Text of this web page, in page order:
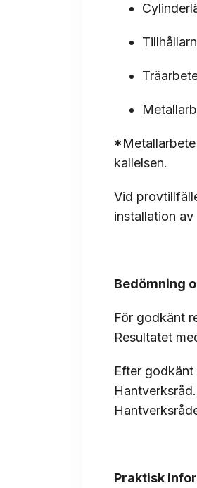
*Metallarbete
kallelsen.
Vid
installation av
Bedömning
För godkänt
Resultatet
Efter
Praktisk